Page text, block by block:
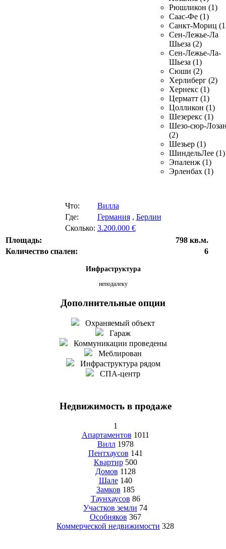
Рюшликон (1)
Саас-Фе (1)
Санкт-Мориц
Сен-Лежье-Ла
Шьеза (2)
Сен-Лежье-Ла-
Шьеза (1)
Сюши (2)
Херлиберг (2)
Хернекс (1)
Церматт (1)
Цолликон (1)
Шезерекс (1)
Шезо-сюр-
(2)
Шезьер (1)
ШиндельЛее (1)
Эпаленж (1)
Эрленбах (1)
Что:
Вилла
Где:
Германия, Берлин
Сколько: 3.200.000 €
Площадь:
798 кв.м.
Количество спален:
6
Инфраструктура
неподалеку
Дополнительные опции
Охраняемый объект
Гараж
Коммуникации проведены
Меблирован
Инфраструктура рядом
СПА-центр
Недвижимость в продаже
1
Апартаментов 1011
Вилл 1978
Пентхаусов 141
Квартир 500
Домов 1128
Шале 140
Замков 185
Таунхаусов 86
Участков земли 74
Особняков 367
Коммерческой недвижимости 328